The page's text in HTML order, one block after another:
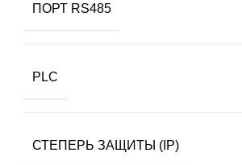
ПОРТ RS485
PLC
СТЕПЕРЬ ЗАЩИТЫ (IP)